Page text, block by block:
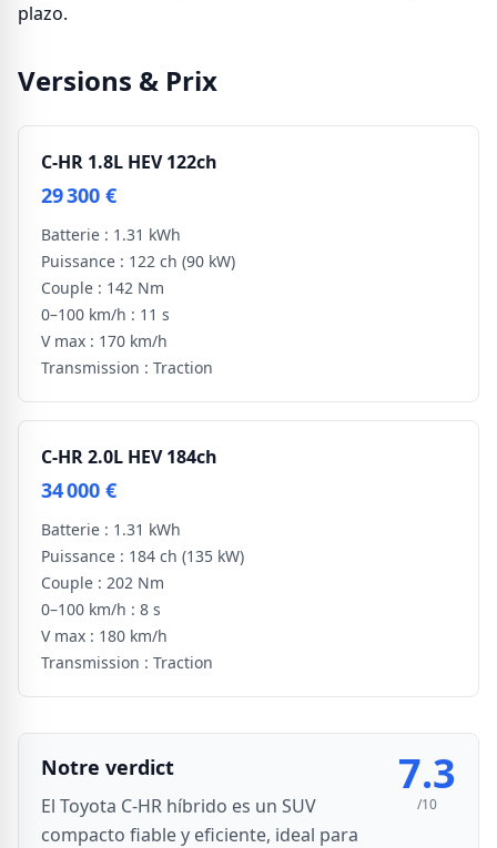
plazo.
Versions & Prix
C-HR 1.8L HEV 122ch
29 300 €
Batterie : 1.31 kWh
Puissance : 122 ch (90 kW)
Couple : 142 Nm
0–100 km/h : 11 s
V max : 170 km/h
Transmission : Traction
C-HR 2.0L HEV 184ch
34 000 €
Batterie : 1.31 kWh
Puissance : 184 ch (135 kW)
Couple : 202 Nm
0–100 km/h : 8 s
V max : 180 km/h
Transmission : Traction
Notre verdict
El Toyota C-HR híbrido es un SUV
compacto fiable y eficiente, ideal para
7.3
/10